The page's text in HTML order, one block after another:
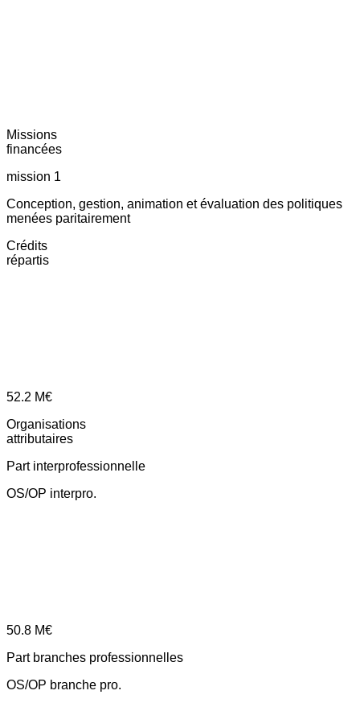
Missions
financées
mission 1
Conception, gestion, animation et évaluation des politiques
menées paritairement
Crédits
répartis
52.2 M€
Organisations
attributaires
Part interprofessionnelle
OS/OP interpro.
50.8 M€
Part branches professionnelles
OS/OP branche pro.